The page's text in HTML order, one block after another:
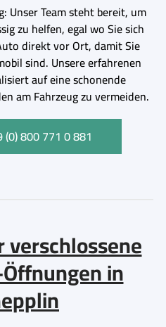
Unser Team steht bereit, um
zu helfen, egal wo Sie sich
direkt vor Ort, damit Sie
sind. Unsere erfahrenen
auf eine schonende
am Fahrzeug zu vermeiden.
(0) 800 771 0 881
in